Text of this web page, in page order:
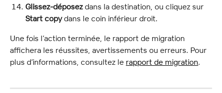
Glissez-déposez dans la destination, ou cliquez sur
Start copy dans le coin inférieur droit.
Une fois l’action terminée, le rapport de migration
affichera les réussites, avertissements ou erreurs. Pour
plus d’informations, consultez le rapport de migration.